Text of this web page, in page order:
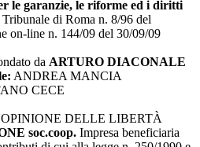
le garanzie, le riforme ed i diritti
di Roma n. 8/96 del
on-line n. 144/09 del 30/09/09
da ARTURO DIACONALE
ANDREA MANCIA
CECE
DELLE LIBERTÀ
soc.coop. Impresa beneficiaria